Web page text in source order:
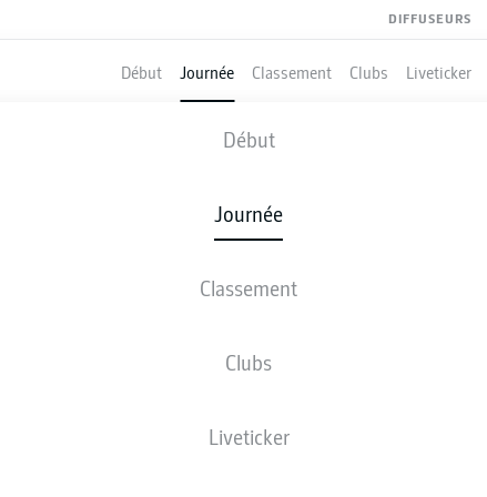
DIFFUSEURS
Début Journée Classement Clubs Liveticker
Début
Journée
Classement
Clubs
Liveticker
COLOGNE - M'GLADBACH
COMPOSITIONS STATISTIQUES
ven., 09.10.2026 - dim., 11.10.2026